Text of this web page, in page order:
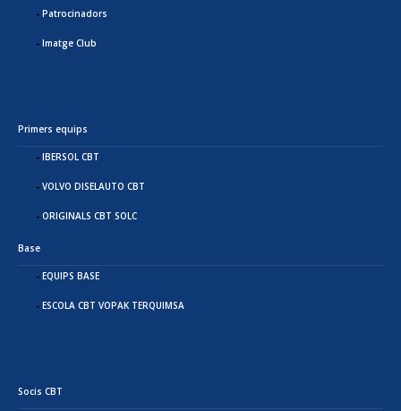
Patrocinadors
Imatge Club
Primers equips
IBERSOL CBT
VOLVO DISELAUTO CBT
ORIGINALS CBT SOLC
Base
EQUIPS BASE
ESCOLA CBT VOPAK TERQUIMSA
Socis CBT